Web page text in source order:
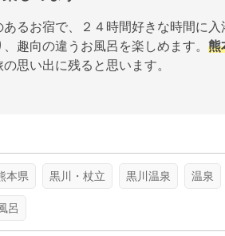
あるお宿で、２４時間好きな時間に
趣向の違うお風呂を楽しめます。 熊
思い出に残ると思います。
本県 黒川・杖立 黒川温泉 温泉
呂